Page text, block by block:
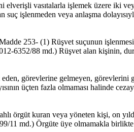
vasıtalarla işlemek üzere iki
suç işlenmeden veya anlaşma
253- (1) Rüşvet suçunun işlenmesi
6352/88 md.) Rüşvet alan kişinin,
görevlerine gelmeyen, görevlerini
üçten fazla olmaması halinde
örgüt kuran veya yöneten kişi, on
11 md.) Örgüte üye olmamakla